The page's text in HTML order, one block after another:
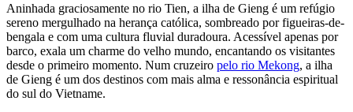
Aninhada graciosamente no rio Tien, a ilha de Gieng é um refúgio
sereno mergulhado na herança católica, sombreado por figueiras-de-
bengala e com uma cultura fluvial duradoura. Acessível apenas por
barco, exala um charme do velho mundo, encantando os visitantes
desde o primeiro momento. Num cruzeiro pelo rio Mekong, a ilha
de Gieng é um dos destinos com mais alma e ressonância espiritual
do sul do Vietname.